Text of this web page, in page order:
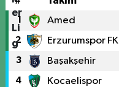
1 Amed
2 Erzurumspor FK
3 Başakşehir
4 Kocaelispor